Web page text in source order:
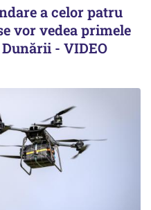
a celor patru
vor vedea primele
- VIDEO